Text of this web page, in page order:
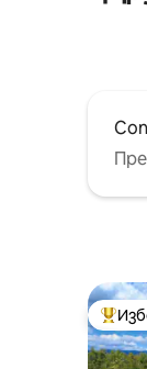
Най-